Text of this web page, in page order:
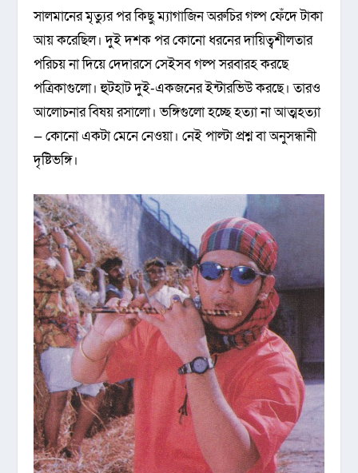
সালমানের মৃত্যুর পর কিছু ম্যাগাজিন অরুচির গল্প ফেঁদে টাকা
আয় করেছিল। দুই দশক পর কোনো ধরনের দায়িত্বশীলতার
পরিচয় না দিয়ে দেদারসে সেইসব গল্প সরবারহ করছে
পত্রিকাগুলো। হুটহাট দুই-একজনের ইন্টারভিউ করছে। তারও
আলোচনার বিষয় রসালো। ভঙ্গিগুলো হচ্ছে হত্যা না আত্মহত্যা
— কোনো একটা মেনে নেওয়া। নেই পাল্টা প্রশ্ন বা অনুসন্ধানী
দৃষ্টিভঙ্গি।